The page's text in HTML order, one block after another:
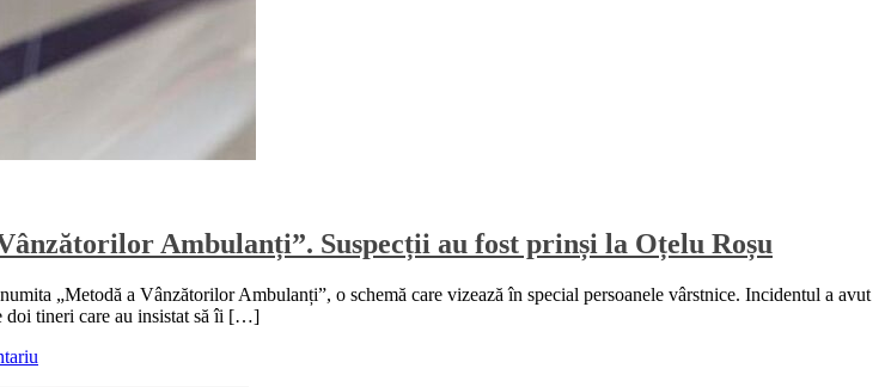
Ambulanți”. Suspecții au fost prinși la Oțelu Roșu
„Metodă a Vânzătorilor Ambulanți”, o schemă care vizează în special persoanele vârstnice. Incidentul a avut
doi tineri care au insistat să îi […]